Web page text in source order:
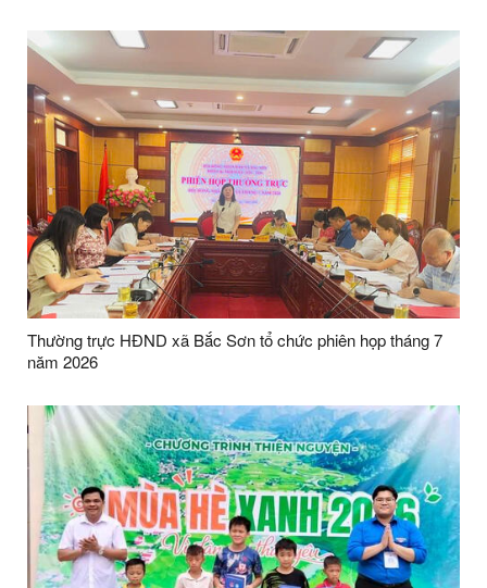
Thường trực HĐND xã Bắc Sơn tổ chức phiên họp tháng 7
năm 2026